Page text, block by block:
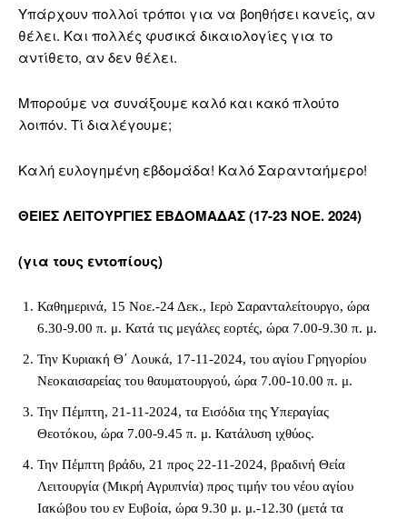
Υπάρχουν πολλοί τρόποι για να βοηθήσει κανείς, αν
θέλει. Και πολλές φυσικά δικαιολογίες για το
αντίθετο, αν δεν θέλει.
Μπορούμε να συνάξουμε καλό και κακό πλούτο
λοιπόν. Τί διαλέγουμε;
Καλή ευλογημένη εβδομάδα! Καλό Σαρανταήμερο!
ΘΕΙΕΣ ΛΕΙΤΟΥΡΓΙΕΣ ΕΒΔΟΜΑΔΑΣ (17-23 ΝΟΕ. 2024)
(για τους εντοπίους)
Καθημερινά, 15 Νοε.-24 Δεκ., Ιερὸ Σαρανταλείτουργο, ώρα
6.30-9.00 π. μ. Κατά τις μεγάλες εορτές, ώρα 7.00-9.30 π. μ.
Την Κυριακή Θ΄ Λουκά, 17-11-2024, του αγίου Γρηγορίου
Νεοκαισαρείας του θαυματουργού, ώρα 7.00-10.00 π. μ.
Την Πέμπτη, 21-11-2024, τα Εισόδια της Υπεραγίας
Θεοτόκου, ώρα 7.00-9.45 π. μ. Κατάλυση ιχθύος.
Την Πέμπτη βράδυ, 21 προς 22-11-2024, βραδινή Θεία
Λειτουργία (Μικρή Αγρυπνία) προς τιμήν του νέου αγίου
Ιακώβου του εν Ευβοία, ώρα 9.30 μ. μ.-12.30 (μετά τα